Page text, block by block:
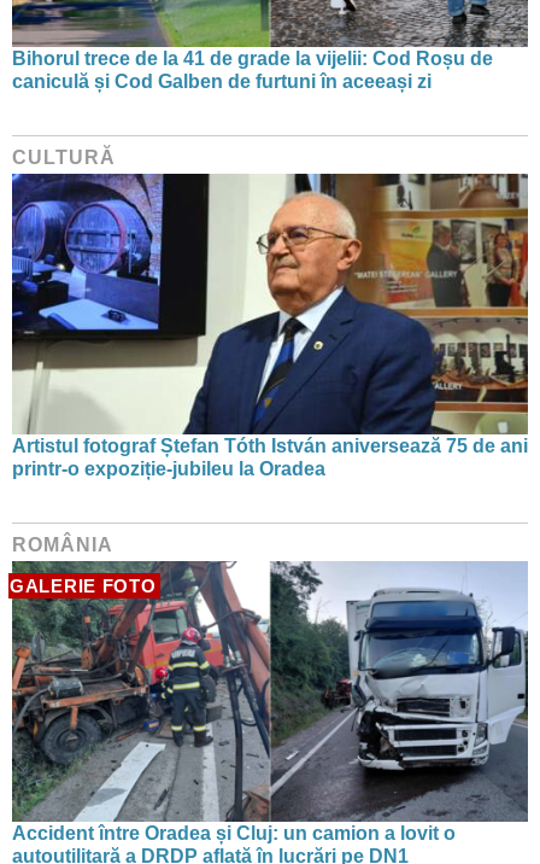
Bihorul trece de la 41 de grade la vijelii: Cod Roșu de
caniculă și Cod Galben de furtuni în aceeași zi
CULTURĂ
Artistul fotograf Ștefan Tóth István aniversează 75 de ani
printr-o expoziție-jubileu la Oradea
ROMÂNIA
GALERIE FOTO
Accident între Oradea și Cluj: un camion a lovit o
autoutilitară a DRDP aflată în lucrări pe DN1